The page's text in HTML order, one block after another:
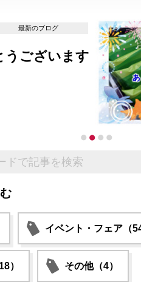
最新のブログ
うございます
イベント・フェア（
） その他（4）